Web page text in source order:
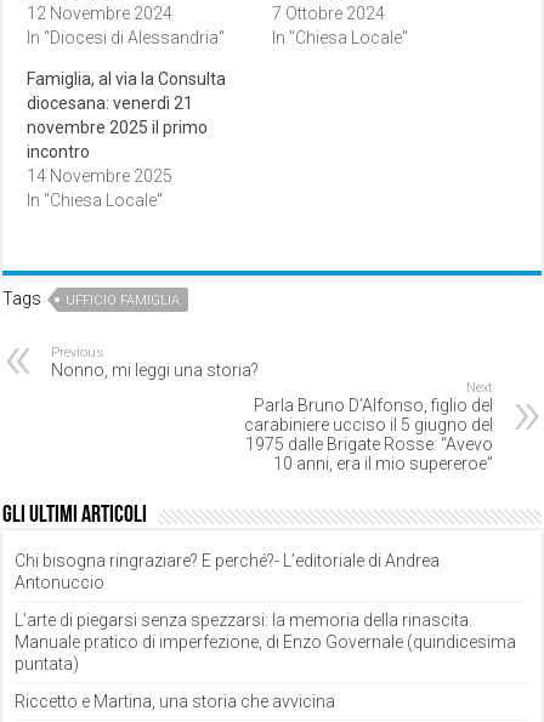
12 Novembre 2024
In "Diocesi di Alessandria"
7 Ottobre 2024
In "Chiesa Locale"
Famiglia, al via la Consulta
diocesana: venerdì 21
novembre 2025 il primo
incontro
14 Novembre 2025
In "Chiesa Locale"
Tags UFFICIO FAMIGLIA
Previous
Nonno, mi leggi una storia?
Next
Parla Bruno D’Alfonso, figlio del
carabiniere ucciso il 5 giugno del
1975 dalle Brigate Rosse: “Avevo
10 anni, era il mio supereroe”
Gli ultimi articoli
Chi bisogna ringraziare? E perché?- L’editoriale di Andrea
Antonuccio
L’arte di piegarsi senza spezzarsi: la memoria della rinascita.
Manuale pratico di imperfezione, di Enzo Governale (quindicesima
puntata)
Riccetto e Martina, una storia che avvicina